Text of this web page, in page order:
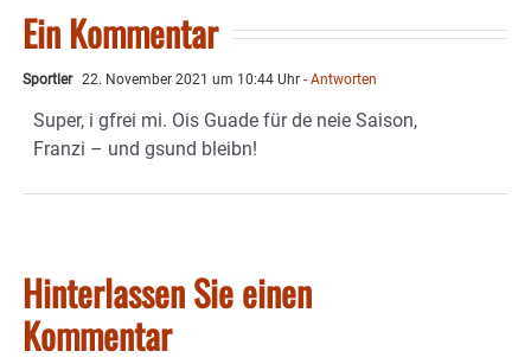
Ein Kommentar
Sportler 22. November 2021 um 10:44 Uhr - Antworten
Super, i gfrei mi. Ois Guade für de neie Saison,
Franzi – und gsund bleibn!
Hinterlassen Sie einen
Kommentar